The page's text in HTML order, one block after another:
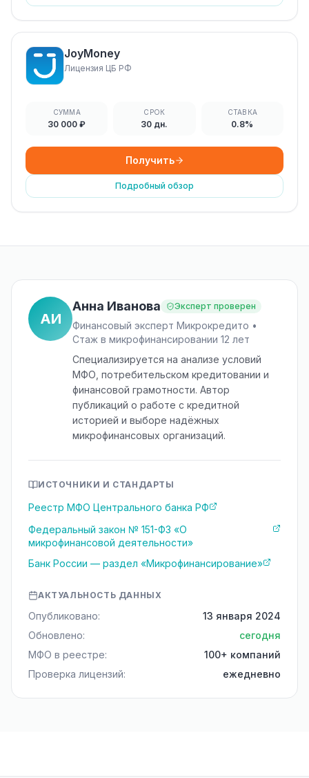
JoyMoney
Лицензия ЦБ РФ
СУММА
30 000 ₽
СРОК
30 дн.
СТАВКА
0.8%
Получить
Подробный обзор
АИ
Анна Иванова Эксперт проверен
Финансовый эксперт Микрокредито •
Стаж в микрофинансировании 12 лет
Специализируется на анализе условий
МФО, потребительском кредитовании и
финансовой грамотности. Автор
публикаций о работе с кредитной
историей и выборе надёжных
микрофинансовых организаций.
ИСТОЧНИКИ И СТАНДАРТЫ
Реестр МФО Центрального банка РФ
Федеральный закон № 151-ФЗ «О
микрофинансовой деятельности»
Банк России — раздел «Микрофинансирование»
АКТУАЛЬНОСТЬ ДАННЫХ
Опубликовано:
13 января 2024
Обновлено:
сегодня
МФО в реестре:
100+ компаний
Проверка лицензий:
ежедневно